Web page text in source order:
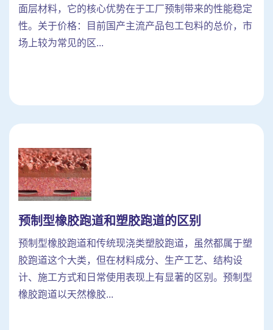
面层材料，它的核心优势在于工厂预制带来的性能稳定
性。关于价格：目前国产主流产品包工包料的总价，市
场上较为常见的区...
预制型橡胶跑道和塑胶跑道的区别
预制型橡胶跑道和传统现浇类塑胶跑道，虽然都属于塑
胶跑道这个大类，但在材料成分、生产工艺、结构设
计、施工方式和日常使用表现上有显著的区别。预制型
橡胶跑道以天然橡胶...